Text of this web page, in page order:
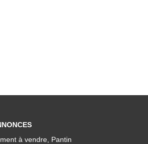
à vendre, Pantin